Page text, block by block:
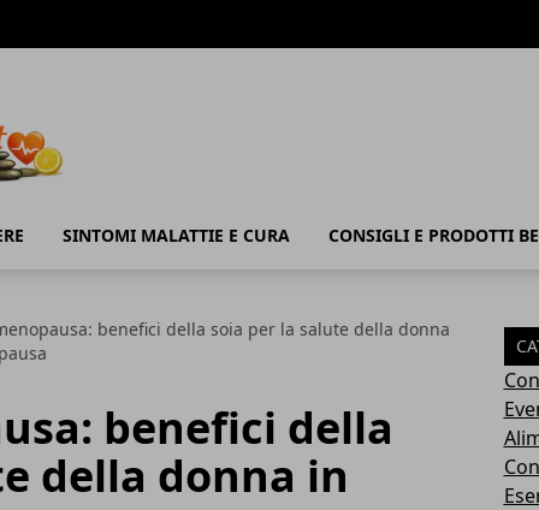
SINTOMI MALATTIE E CURA CONSIGLI E PRODOTTI
benefici della soia per la salute della donna
benefici della
della donna in